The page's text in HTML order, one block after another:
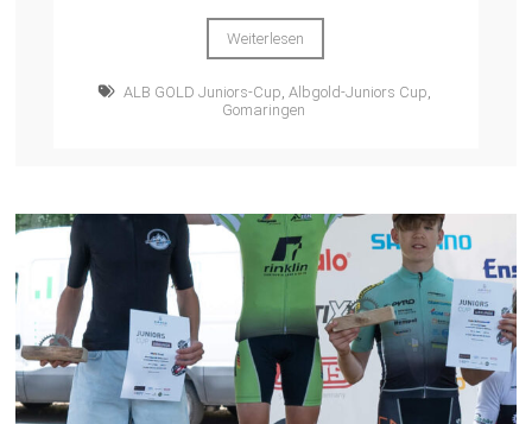
Weiterlesen
ALB GOLD Juniors-Cup,Albgold-Juniors Cup,
Gomaringen